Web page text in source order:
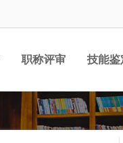
职称评审 技能鉴